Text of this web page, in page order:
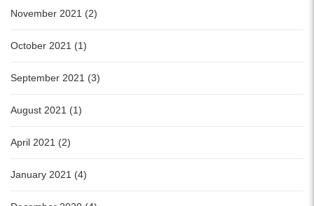
November 2021 (2)
October 2021 (1)
September 2021 (3)
August 2021 (1)
April 2021 (2)
January 2021 (4)